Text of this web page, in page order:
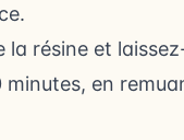
la résine et
minutes, en